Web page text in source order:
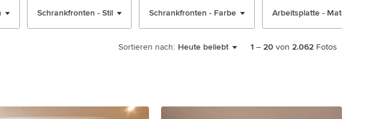
Schrankfronten - Stil Schrankfronten - Farbe Arbeitsplatte - Material
Sortieren nach: Heute beliebt 1 – 20 von 2.062 Fotos